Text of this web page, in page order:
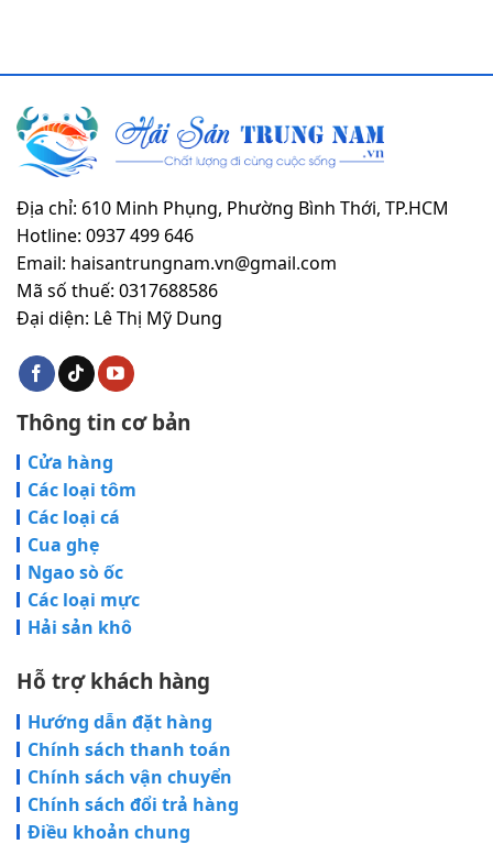
Địa chỉ: 610 Minh Phụng, Phường Bình Thới, TP.HCM
Hotline: 0937 499 646
Email: haisantrungnam.vn@gmail.com
Mã số thuế: 0317688586
Đại diện: Lê Thị Mỹ Dung
Thông tin cơ bản
Cửa hàng
Các loại tôm
Các loại cá
Cua ghẹ
Ngao sò ốc
Các loại mực
Hải sản khô
Hỗ trợ khách hàng
Hướng dẫn đặt hàng
Chính sách thanh toán
Chính sách vận chuyển
Chính sách đổi trả hàng
Điều khoản chung